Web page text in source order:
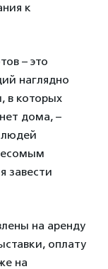
к
– это
наглядно
в которых
дома, –
людей
завести
на аренду
оплату
на